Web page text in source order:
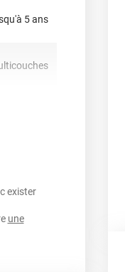
5 ans
exister
une